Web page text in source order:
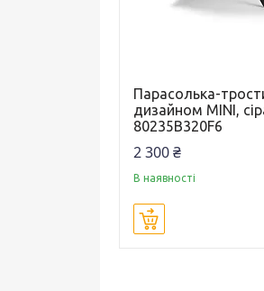
Парасолька-
дизайном MINI,
80235B320F6
2 300 ₴
В наявності